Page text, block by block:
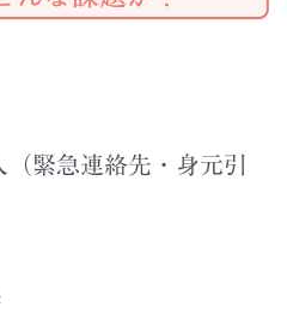
緊急連絡先・身元引